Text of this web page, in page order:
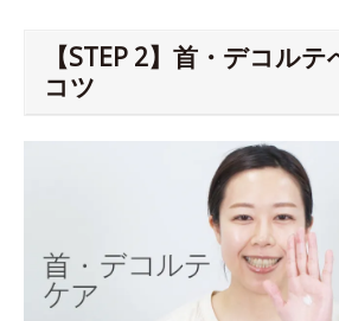
【STEP 2】首・デコル
コツ